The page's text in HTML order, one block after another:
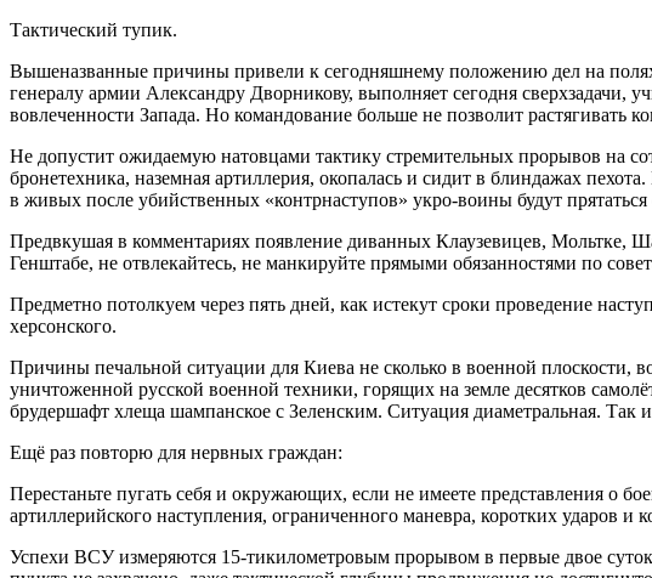
Тактический тупик.
Вышеназванные причины привели к сегодняшнему положению дел на
генералу армии Александру Дворникову, выполняет сегодня сверхзадачи,
вовлеченности Запада. Но командование больше не позволит растягивать
Не допустит ожидаемую натовцами тактику стремительных прорывов на
бронетехника, наземная артиллерия, окопалась и сидит в блиндажах
в живых после убийственных «контрнаступов» укро-воины будут
Предвкушая в комментариях появление диванных Клаузевицев, Мольтке,
Генштабе, не отвлекайтесь, не манкируйте прямыми обязанностями по
Предметно потолкуем через пять дней, как истекут сроки проведение
херсонского.
Причины печальной ситуации для Киева не сколько в военной плоскости,
уничтоженной русской военной техники, горящих на земле десятков
брудершафт хлеща шампанское с Зеленским. Ситуация диаметральная. Так
Ещё раз повторю для нервных граждан:
Перестаньте пугать себя и окружающих, если не имеете представления о
артиллерийского наступления, ограниченного маневра, коротких ударов и
Успехи ВСУ измеряются 15-тикилометровым прорывом в первые двое